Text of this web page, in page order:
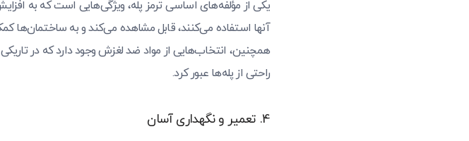
یکی از مؤلفه‌های اساسی ترمز پله، ویژگی‌هایی است که به
آنها استفاده می‌کنند، قابل مشاهده می‌کند و به ساختمان‌ها
همچنین، انتخاب‌هایی از مواد ضد لغزش وجود دارد که در
راحتی از پله‌ها عبور کرد.
4. تعمیر و نگهداری آسان